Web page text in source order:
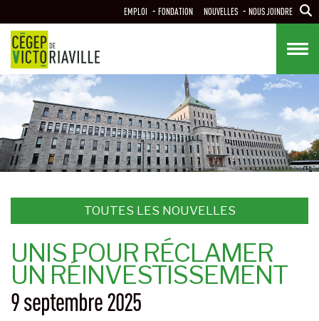
au
contenu
principal
EMPLOI FONDATION NOUVELLES NOUS JOINDRE
TOUTES LES NOUVELLES
UNIS POUR RÉCLAMER
UN RÉINVESTISSEMENT
9 septembre 2025